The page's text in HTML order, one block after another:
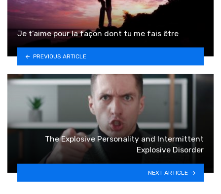
Je t’aime pour la façon dont tu me fais être
PREVIOUS ARTICLE
The Explosive Personality and Intermittent
Explosive Disorder
NEXT ARTICLE